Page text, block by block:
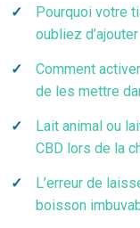
Pourquoi votre
oubliez
Comment
de les mettre
Lait animal ou
CBD lors de la
L’erreur de
boisson